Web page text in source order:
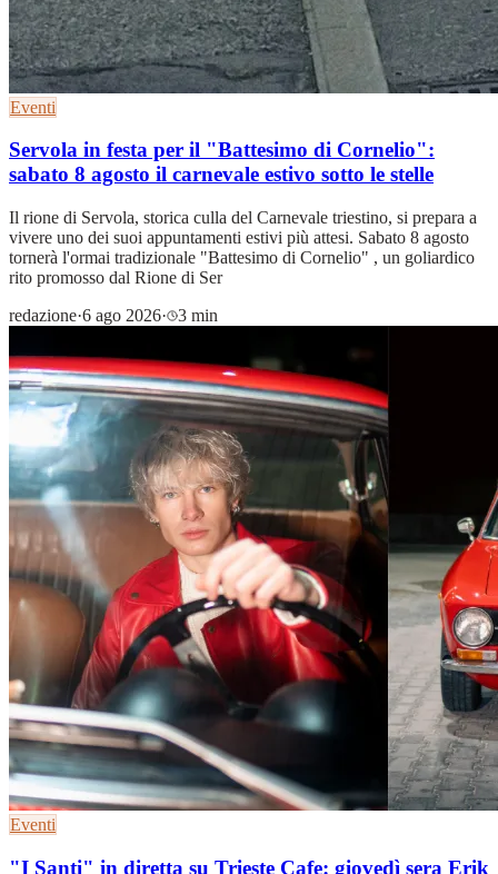
Eventi
Servola in festa per il "Battesimo di Cornelio":
sabato 8 agosto il carnevale estivo sotto le stelle
Il rione di Servola, storica culla del Carnevale triestino, si prepara a
vivere uno dei suoi appuntamenti estivi più attesi. Sabato 8 agosto
tornerà l'ormai tradizionale "Battesimo di Cornelio" , un goliardico
rito promosso dal Rione di Ser
redazione·6 ago 2026· 3 min
Eventi
"I Santi" in diretta su Trieste Cafe: giovedì sera Erik